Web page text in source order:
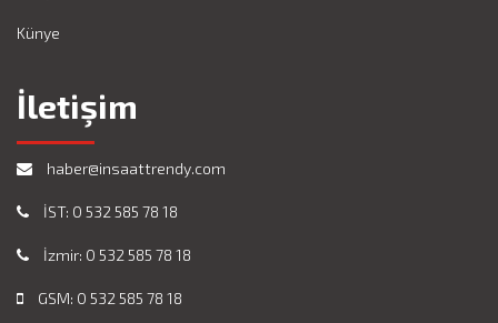
Künye
İletişim
haber@insaattrendy.com
İST: 0 532 585 78 18
İzmir: 0 532 585 78 18
GSM: 0 532 585 78 18